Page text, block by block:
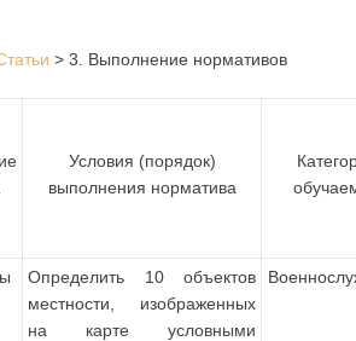
> 3. Выполнение нормативов
Условия (порядок)
выполнения норматива
Определить 10 объектов
местности, изображенных
на карте условными